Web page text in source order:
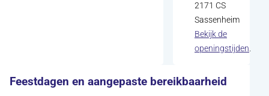
2171 CS
Sassenheim
Bekijk de
openingstijden
Feestdagen en aangepaste bereikbaarheid